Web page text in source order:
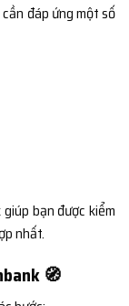
đáp ứng một số
bạn được kiểm
nhất.
🧭